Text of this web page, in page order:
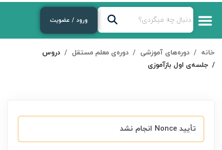
ورود / عضویت
خانه دوره‌های آموزشی دوره‌ی معلم مستقل
دروس
جلسه‌ی اول بازآموزی
تأیید Nonce انجام نشد